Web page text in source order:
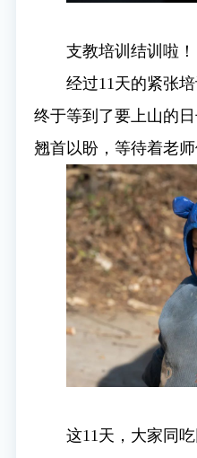
支教培训结训啦！
经过11天的紧张
终于等到了要上山的
翘首以盼，等待着老师
这11天，大家同